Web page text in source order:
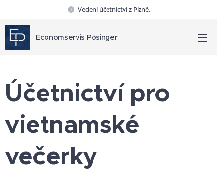
Vedení účetnictví z Plzně.
Economservis Pösinger
Účetnictví pro
vietnamské
večerky